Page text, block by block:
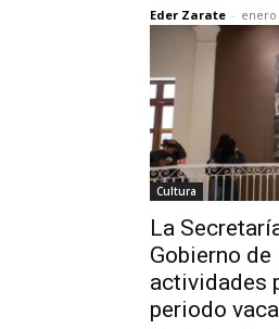
Eder Zarate - enero
Cultura
La
Gobierno
actividades
periodo